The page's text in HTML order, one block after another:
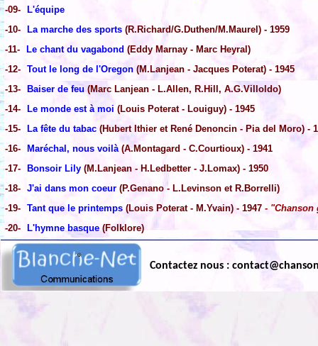
-09- L'équipe
-10- La marche des sports (R.Richard/G.Duthen/M.Maurel) - 1959
-11- Le chant du vagabond (Eddy Marnay - Marc Heyral)
-12- Tout le long de l'Oregon (M.Lanjean - Jacques Poterat) - 1945
-13- Baiser de feu (Marc Lanjean - L.Allen, R.Hill, A.G.Villoldo)
-14- Le monde est à moi (Louis Poterat - Louiguy) - 1945
-15- La fête du tabac (Hubert Ithier et René Denoncin - Pia del Moro) -
-16- Maréchal, nous voilà (A.Montagard - C.Courtioux) - 1941
-17- Bonsoir Lily (M.Lanjean - H.Ledbetter - J.Lomax) - 1950
-18- J'ai dans mon coeur (P.Genano - L.Levinson et R.Borrelli)
-19- Tant que le printemps (Louis Poterat - M.Yvain) - 1947 - "Chanson
-20- L'hymne basque (Folklore)
Contactez nous :